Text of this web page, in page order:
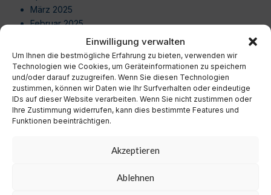
Einwilligung verwalten
Um Ihnen die bestmögliche Erfahrung zu bieten, verwenden wir
Technologien wie Cookies, um Geräteinformationen zu speichern
und/oder darauf zuzugreifen. Wenn Sie diesen Technologien
zustimmen, können wir Daten wie Ihr Surfverhalten oder eindeutige
IDs auf dieser Website verarbeiten. Wenn Sie nicht zustimmen oder
Ihre Zustimmung widerrufen, kann dies bestimmte Features und
Funktionen beeinträchtigen.
Akzeptieren
Ablehnen
März 2025
Februar 2025
Dezember 2024
November 2024
Oktober 2024
September 2024
August 2024
Juli 2024